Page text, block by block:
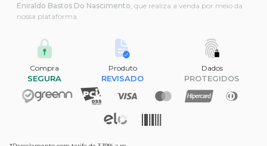
Eniraldo Bastos Do Nascimento, que realiza a venda por meio da
nossa plataforma.
Compra
SEGURA
Produto
REVISADO
Dados
PROTEGIDOS